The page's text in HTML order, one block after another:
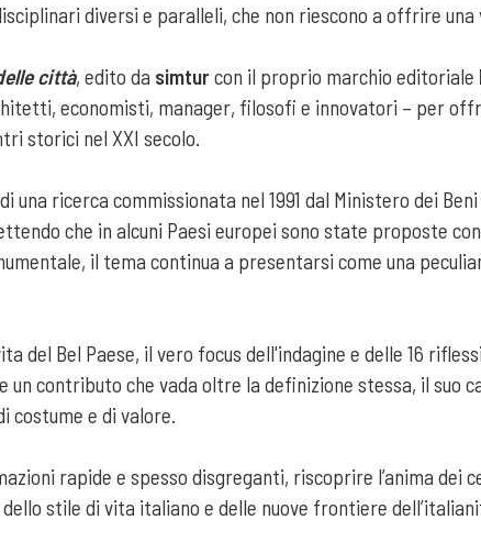
diversi e paralleli, che non riescono a offrire
città, edito da simturcon il proprio marchio editoriale
economisti, manager, filosofi e innovatori – per
storici nel XXI secolo.
una ricerca commissionata nel 1991 dal Ministero dei
che in alcuni Paesi europei sono state proposte
il tema continua a presentarsi come una
del Bel Paese, il vero focus dell'indagine e delle 16
contributo che vada oltre la definizione stessa, il
costume e di valore.
rapide e spesso disgreganti, riscoprire l’anima
stile di vita italiano e delle nuove frontiere